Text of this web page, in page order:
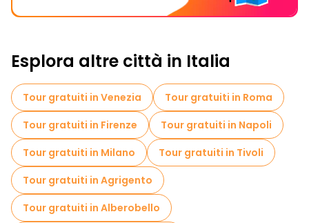
Esplora altre città in Italia
Tour gratuiti in Venezia
Tour gratuiti in Roma
Tour gratuiti in Firenze
Tour gratuiti in Napoli
Tour gratuiti in Milano
Tour gratuiti in Tivoli
Tour gratuiti in Agrigento
Tour gratuiti in Alberobello